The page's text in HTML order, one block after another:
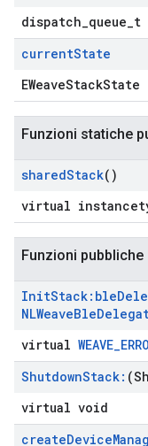
dispatch_queue_t
currentState
EWeaveStackState
Funzioni statiche
sharedStack()
virtual
Funzioni pubbliche
InitStack:ble
NLWeaveBle
virtual
ShutdownStack:
virtual void
createDevice